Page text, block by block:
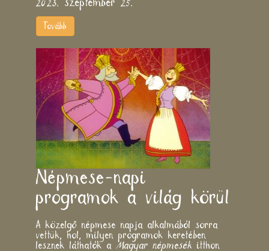
2023. szeptember 25.
Tovább
Népmese-napi
programok a világ körül
A közelgő népmese napja alkalmából sorra
vettük, hol, milyen programok keretében
lesznek láthatók aMagyar népmesék itthon